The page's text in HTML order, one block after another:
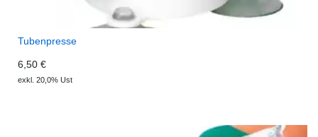
Tubenpresse
6,50 €
exkl. 20,0% Ust